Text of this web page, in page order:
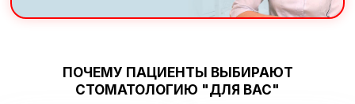
ПОЧЕМУ ПАЦИЕНТЫ ВЫБИРАЮТ
СТОМАТОЛОГИЮ "ДЛЯ ВАС"